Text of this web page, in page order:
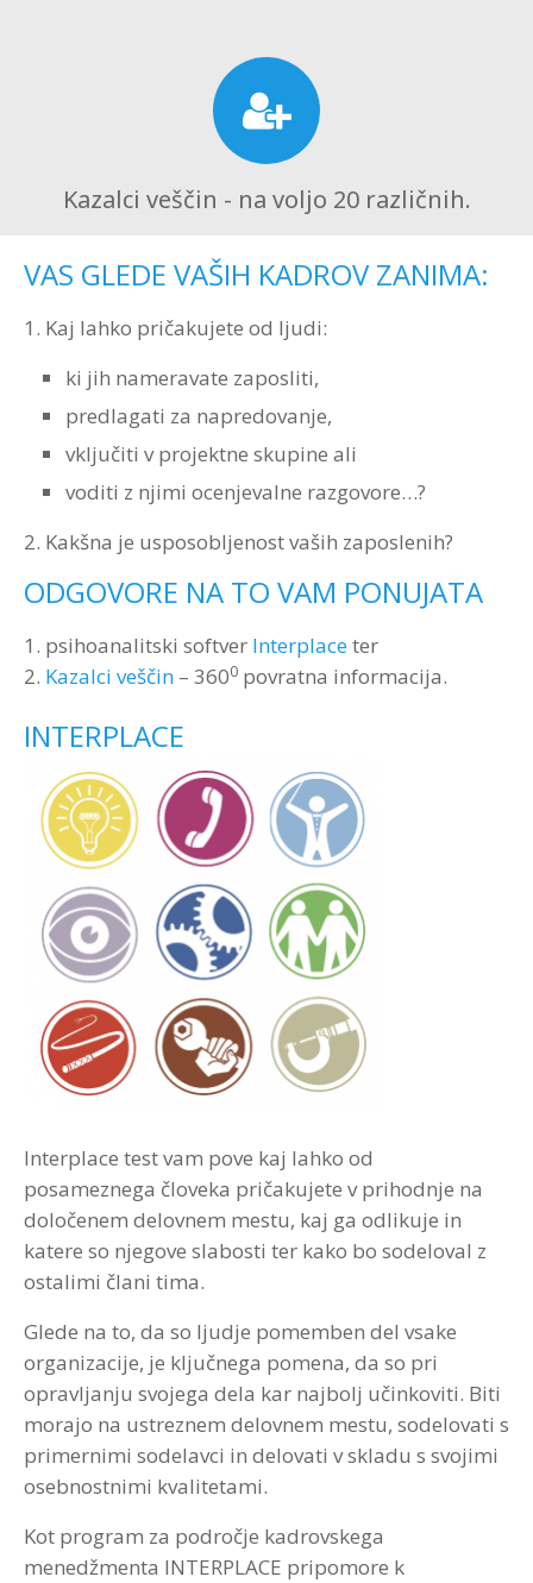
Avdio programi po avtorjih
Vizija in poslanstvo
Partnerji
Kazalci veščin - na voljo 20 različnih.
VAS GLEDE VAŠIH KADROV ZANIMA:
1. Kaj lahko pričakujete od ljudi:
ki jih nameravate zaposliti,
predlagati za napredovanje,
vključiti v projektne skupine ali
voditi z njimi ocenjevalne razgovore…?
2. Kakšna je usposobljenost vaših zaposlenih?
ODGOVORE NA TO VAM PONUJATA
1. psihoanalitski softver Interplaceter
2. Kazalci veščin – 3600 povratna informacija.
INTERPLACE
Interplace test vam pove kaj lahko od
posameznega človeka pričakujete v prihodnje na
določenem delovnem mestu, kaj ga odlikuje in
katere so njegove slabosti ter kako bo sodeloval z
ostalimi člani tima.
Glede na to, da so ljudje pomemben del vsake
organizacije, je ključnega pomena, da so pri
opravljanju svojega dela kar najbolj učinkoviti. Biti
morajo na ustreznem delovnem mestu, sodelovati s
primernimi sodelavci in delovati v skladu s svojimi
osebnostnimi kvalitetami.
Kot program za področje kadrovskega
menedžmenta INTERPLACE pripomore k